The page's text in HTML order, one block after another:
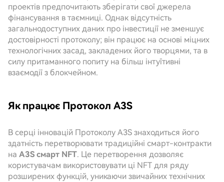
проектів предпочитають зберігати свої джерела
фінансування в таємниці. Однак відсутність
загальнодоступних даних про інвестиції не зменшує
достовірності протоколу; він працює на основі міцних
технологічних засад, закладених його творцями, та в
силу притаманного попиту на більш інтуїтивні
взаємодії з блокчейном.
Як працює Протокол A3S
В серці інновацій Протоколу A3S знаходиться його
здатність перетворювати традиційні смарт-контракти
на A3S смарт NFT. Це перетворення дозволяє
користувачам використовувати ці NFT для ряду
розширених функцій, уникаючи звичайних технічних